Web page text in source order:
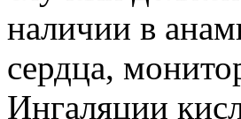
наличии в
сердца,
Ингаляции